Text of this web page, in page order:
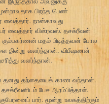
பிறந்த பெண்
வைத்தார். நான்காவது
வைத்தார் விஸ்ரவஸ். தசக்ரீவன்
கும்பகர்ணன் மதம் பிடித்தவன் போல
தின்று வளர்ந்தான். விபீஷணன்
வளர்ந்தான்.
தனது தந்தையைக் காண வந்தான்.
பேச ஆரம்பித்தாள்.
பார். மூன்று உலகத்திற்கும்